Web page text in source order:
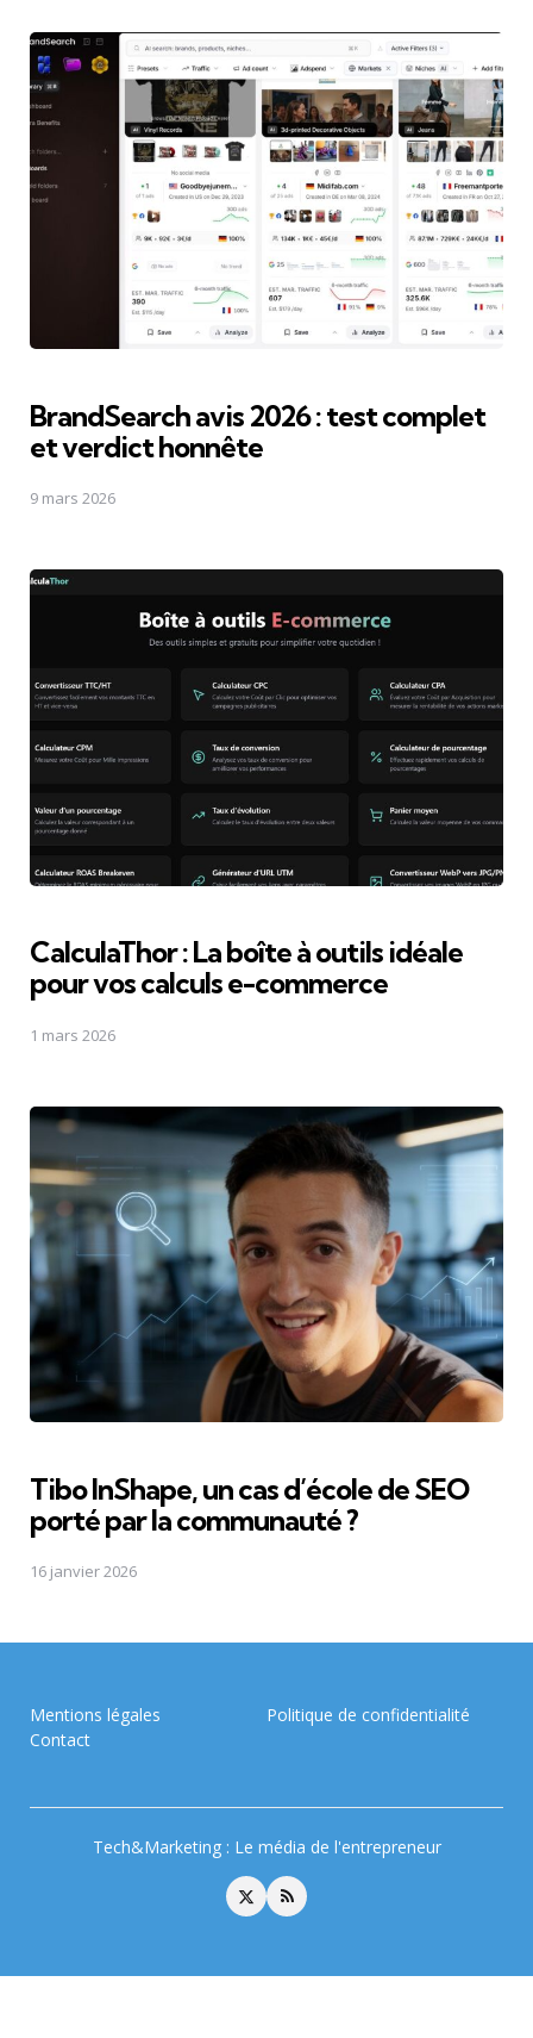
BrandSearch avis 2026 : test complet
et verdict honnête
9 mars 2026
CalculaThor : La boîte à outils idéale
pour vos calculs e-commerce
1 mars 2026
Tibo InShape, un cas d’école de SEO
porté par la communauté ?
16 janvier 2026
Mentions légales
Politique de confidentialité
Contact
Tech&Marketing : Le média de l'entrepreneur